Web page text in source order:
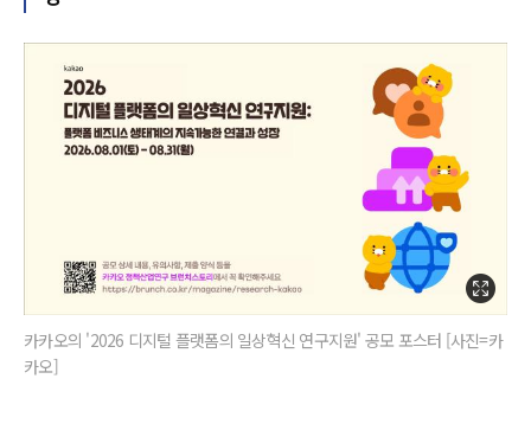
카카오의 '2026 디지털 플랫폼의 일상혁신 연구지원' 공모 포스터 [사진=카
카오]